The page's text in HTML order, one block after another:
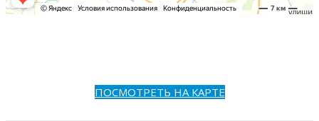
ПОСМОТРЕТЬ НА КАРТЕ